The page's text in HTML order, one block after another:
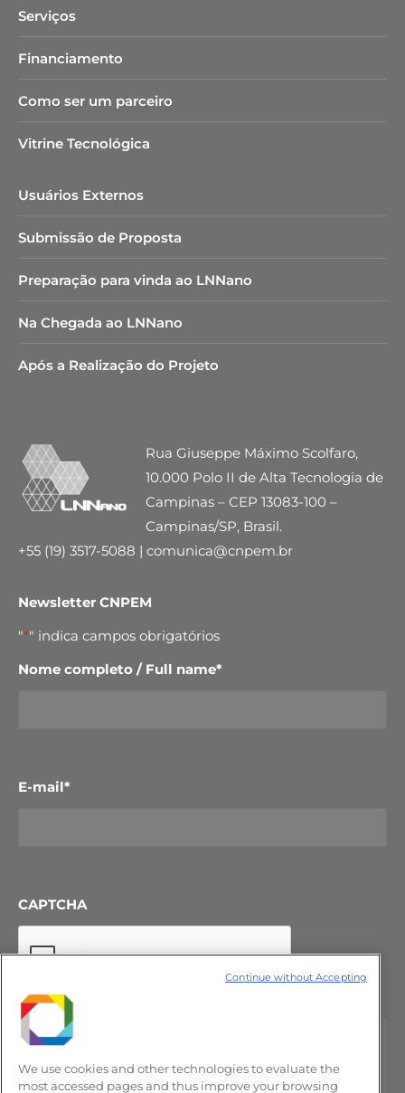
Serviços
Financiamento
Como ser um parceiro
Vitrine Tecnológica
Usuários Externos
Submissão de Proposta
Preparação para vinda ao LNNano
Na Chegada ao LNNano
Após a Realização do Projeto
Rua Giuseppe Máximo Scolfaro,
10.000 Polo II de Alta Tecnologia de
Campinas – CEP 13083-100 –
Campinas/SP, Brasil.
+55 (19) 3517-5088 | comunica@cnpem.br
Newsletter CNPEM
"*" indica campos obrigatórios
Nome completo / Full name*
E-mail*
CAPTCHA
We use cookies and other technologies to evaluate the
most accessed pages and thus improve your browsing
Continue without Accepting